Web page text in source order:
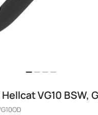
VG10 BSW,